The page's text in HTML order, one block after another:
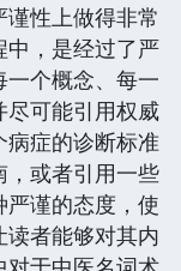
性上做得非常
中，是经过了严
个概念、每一
尽可能引用权威
病症的诊断标准
，或者引用一些
谨的态度，使
者能够对其内